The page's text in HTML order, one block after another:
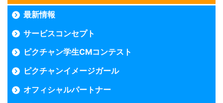
最新情報
サービスコンセプト
ピクチャン学生CMコンテスト
ピクチャンイメージガール
オフィシャルパートナー